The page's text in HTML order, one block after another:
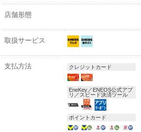
店舗形態
取扱サービス
支払方法 クレジットカード
EneKey／ENEOS公式アプ
リ／スピード決済ツール
ポイントカード